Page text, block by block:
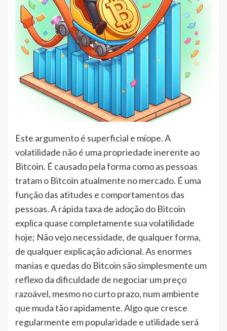
Este argumento é superficial e míope. A
volatilidade não é uma propriedade inerente ao
Bitcoin. É causado pela forma como as pessoas
tratam o Bitcoin atualmente no mercado. É uma
função das atitudes e comportamentos das
pessoas. A rápida taxa de adoção do Bitcoin
explica quase completamente sua volatilidade
hoje; Não vejo necessidade, de qualquer forma,
de qualquer explicação adicional. As enormes
manias e quedas do Bitcoin são simplesmente um
reflexo da dificuldade de negociar um preço
razoável, mesmo no curto prazo, num ambiente
que muda tão rapidamente. Algo que cresce
regularmente em popularidade e utilidade será